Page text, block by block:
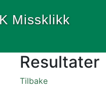
Missklikk
Resultater
Tilbake